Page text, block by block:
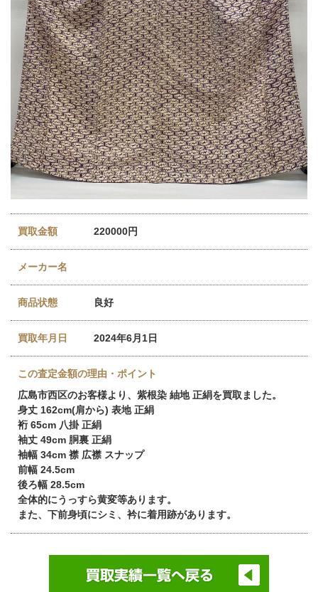
買取金額 220000円
メーカー名
商品状態 良好
買取年月日 2024年6月1日
この査定金額の理由・ポイント
広島市西区のお客様より、紫根染 紬地 正絹を買取ました。
身丈 162cm(肩から) 表地 正絹
裄 65cm 八掛 正絹
袖丈 49cm 胴裏 正絹
袖幅 34cm 襟 広襟 スナップ
前幅 24.5cm
後ろ幅 28.5cm
全体的にうっすら黄変等あります。
また、下前身頃にシミ、衿に着用跡があります。